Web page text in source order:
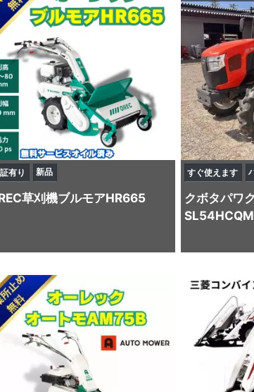
有り 新品
草刈機ブルモアHR665
すぐ使えます
クボタパワ